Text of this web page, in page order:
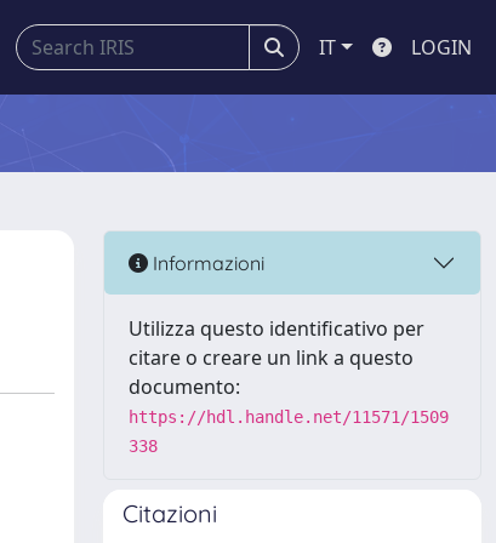
IT LOGIN
Informazioni
Utilizza questo identificativo per
citare o creare un link a questo
documento:
https://hdl.handle.net/11571/1509
338
Citazioni